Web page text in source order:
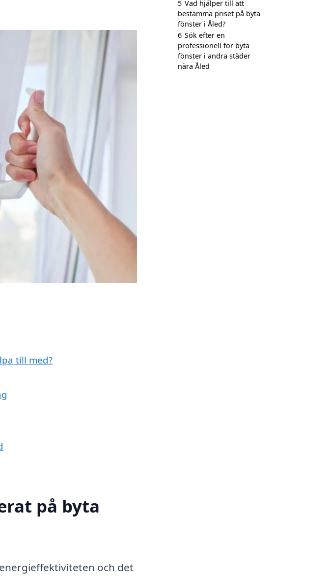
till med?
på byta
och det
5 Vad hjälper till att
bestämma priset på byta
fönster i Åled?
6 Sök efter en
professionell för byta
fönster i andra städer
nära Åled